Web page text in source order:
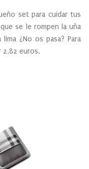
set para cuidar tus
se le rompen la uña
¿No os pasa? Para
2,82 euros.